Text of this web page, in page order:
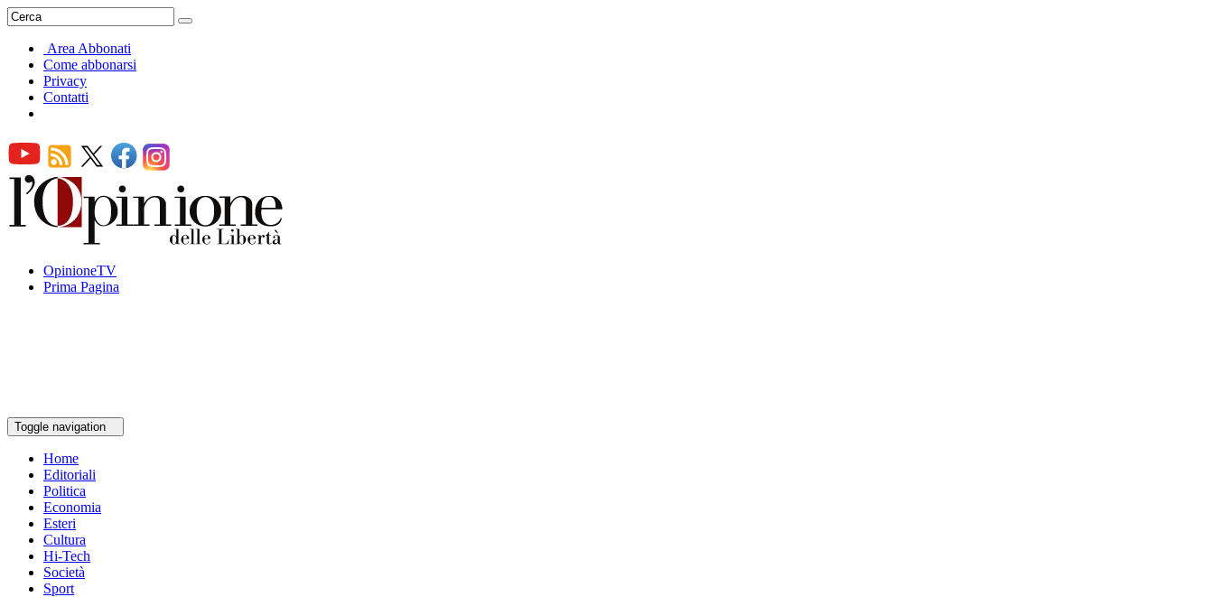
Area Abbonati
Come abbonarsi
Privacy
Contatti
OpinioneTV
Prima Pagina
Toggle navigation
Home
Editoriali
Politica
Economia
Esteri
Cultura
Hi-Tech
Società
Sport